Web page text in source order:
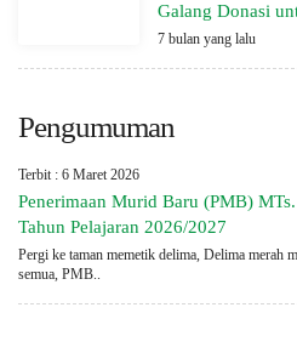
Galang Donasi
7 bulan yang lalu
Pengumuman
Terbit : 6 Maret 2026
Penerimaan Murid Baru (PMB)
Tahun Pelajaran 2026/2027
Pergi ke taman memetik delima, Delima merah
semua, PMB..